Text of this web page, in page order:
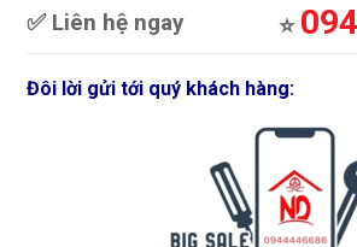
✅ Liên hệ ngay
⭐️
Đôi lời gửi tới quý khách hàng: